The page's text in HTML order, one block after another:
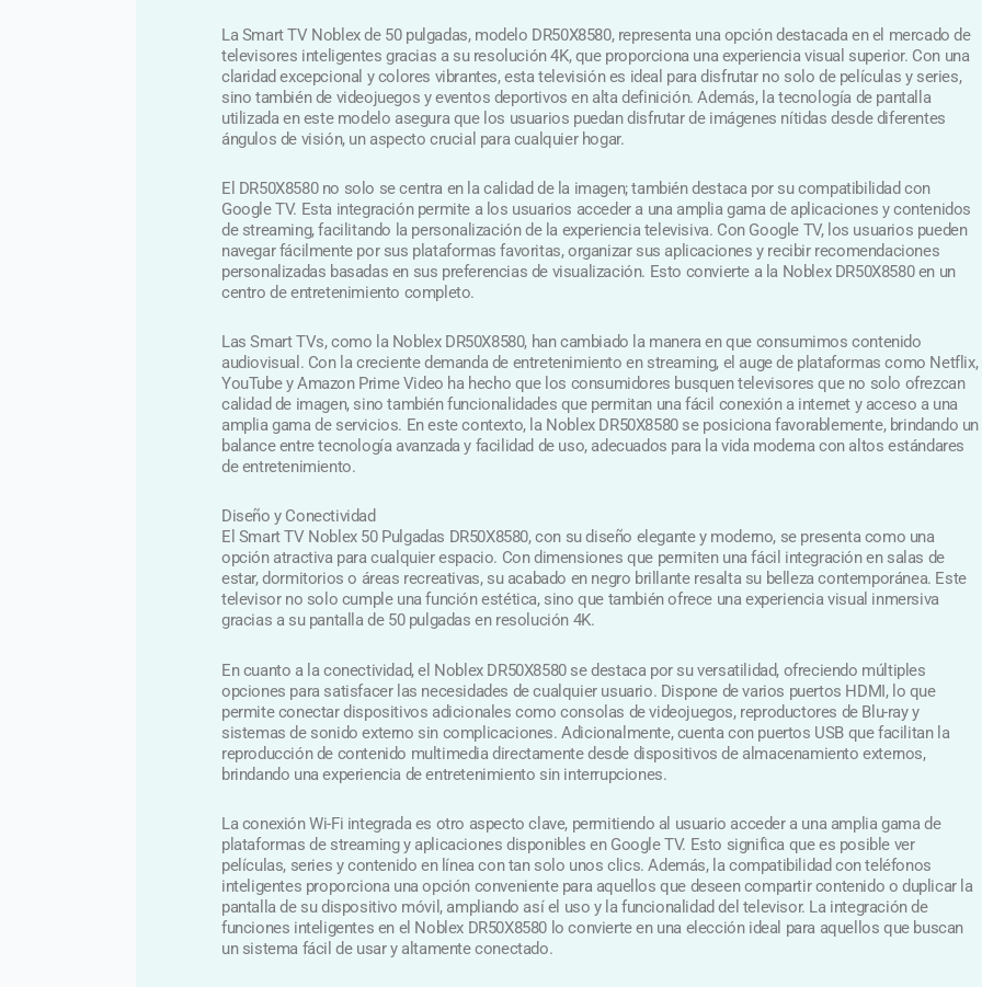
La Smart TV Noblex de 50 pulgadas, modelo DR50X8580, representa una opción destacada en el mercado de
televisores inteligentes gracias a su resolución 4K, que proporciona una experiencia visual superior. Con una
claridad excepcional y colores vibrantes, esta televisión es ideal para disfrutar no solo de películas y series,
sino también de videojuegos y eventos deportivos en alta definición. Además, la tecnología de pantalla
utilizada en este modelo asegura que los usuarios puedan disfrutar de imágenes nítidas desde diferentes
ángulos de visión, un aspecto crucial para cualquier hogar.
El DR50X8580 no solo se centra en la calidad de la imagen; también destaca por su compatibilidad con
Google TV. Esta integración permite a los usuarios acceder a una amplia gama de aplicaciones y contenidos
de streaming, facilitando la personalización de la experiencia televisiva. Con Google TV, los usuarios pueden
navegar fácilmente por sus plataformas favoritas, organizar sus aplicaciones y recibir recomendaciones
personalizadas basadas en sus preferencias de visualización. Esto convierte a la Noblex DR50X8580 en un
centro de entretenimiento completo.
Las Smart TVs, como la Noblex DR50X8580, han cambiado la manera en que consumimos contenido
audiovisual. Con la creciente demanda de entretenimiento en streaming, el auge de plataformas como Netflix,
YouTube y Amazon Prime Video ha hecho que los consumidores busquen televisores que no solo ofrezcan
calidad de imagen, sino también funcionalidades que permitan una fácil conexión a internet y acceso a una
amplia gama de servicios. En este contexto, la Noblex DR50X8580 se posiciona favorablemente, brindando un
balance entre tecnología avanzada y facilidad de uso, adecuados para la vida moderna con altos estándares
de entretenimiento.
Diseño y Conectividad
El Smart TV Noblex 50 Pulgadas DR50X8580, con su diseño elegante y moderno, se presenta como una
opción atractiva para cualquier espacio. Con dimensiones que permiten una fácil integración en salas de
estar, dormitorios o áreas recreativas, su acabado en negro brillante resalta su belleza contemporánea. Este
televisor no solo cumple una función estética, sino que también ofrece una experiencia visual inmersiva
gracias a su pantalla de 50 pulgadas en resolución 4K.
En cuanto a la conectividad, el Noblex DR50X8580 se destaca por su versatilidad, ofreciendo múltiples
opciones para satisfacer las necesidades de cualquier usuario. Dispone de varios puertos HDMI, lo que
permite conectar dispositivos adicionales como consolas de videojuegos, reproductores de Blu-ray y
sistemas de sonido externo sin complicaciones. Adicionalmente, cuenta con puertos USB que facilitan la
reproducción de contenido multimedia directamente desde dispositivos de almacenamiento externos,
brindando una experiencia de entretenimiento sin interrupciones.
La conexión Wi-Fi integrada es otro aspecto clave, permitiendo al usuario acceder a una amplia gama de
plataformas de streaming y aplicaciones disponibles en Google TV. Esto significa que es posible ver
películas, series y contenido en línea con tan solo unos clics. Además, la compatibilidad con teléfonos
inteligentes proporciona una opción conveniente para aquellos que deseen compartir contenido o duplicar la
pantalla de su dispositivo móvil, ampliando así el uso y la funcionalidad del televisor. La integración de
funciones inteligentes en el Noblex DR50X8580 lo convierte en una elección ideal para aquellos que buscan
un sistema fácil de usar y altamente conectado.